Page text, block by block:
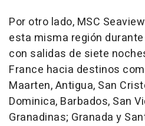
Por otro lado, MSC
esta misma región
con salidas de siete
France hacia destinos
Maarten, Antigua, San
Dominica, Barbados, San
Granadinas; Granada y